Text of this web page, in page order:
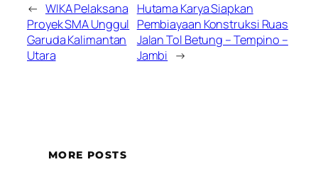
← WIKA Pelaksana
Proyek SMA Unggul
Garuda Kalimantan
Utara
Hutama Karya Siapkan
Pembiayaan Konstruksi Ruas
Jalan Tol Betung – Tempino –
Jambi →
MORE POSTS